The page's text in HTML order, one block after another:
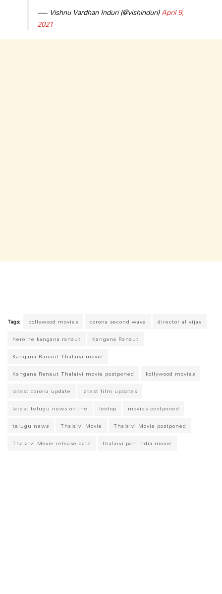
— Vishnu Vardhan Induri (@vishinduri)April 9,
2021
Tags: bollywood movies corona second wave
director al vijay
heroine kangana ranaut
Kangana Ranaut
Kangana Ranaut Thalaivi movie
Kangana Ranaut Thalaivi movie postponed
kollywood movies
latest corona update
latest film updates
latest telugu news online
leotop
movies postponed
telugu news
Thalaivi Movie
Thalaivi Movie postponed
Thalaivi Movie release date
thalaivi pan india movie